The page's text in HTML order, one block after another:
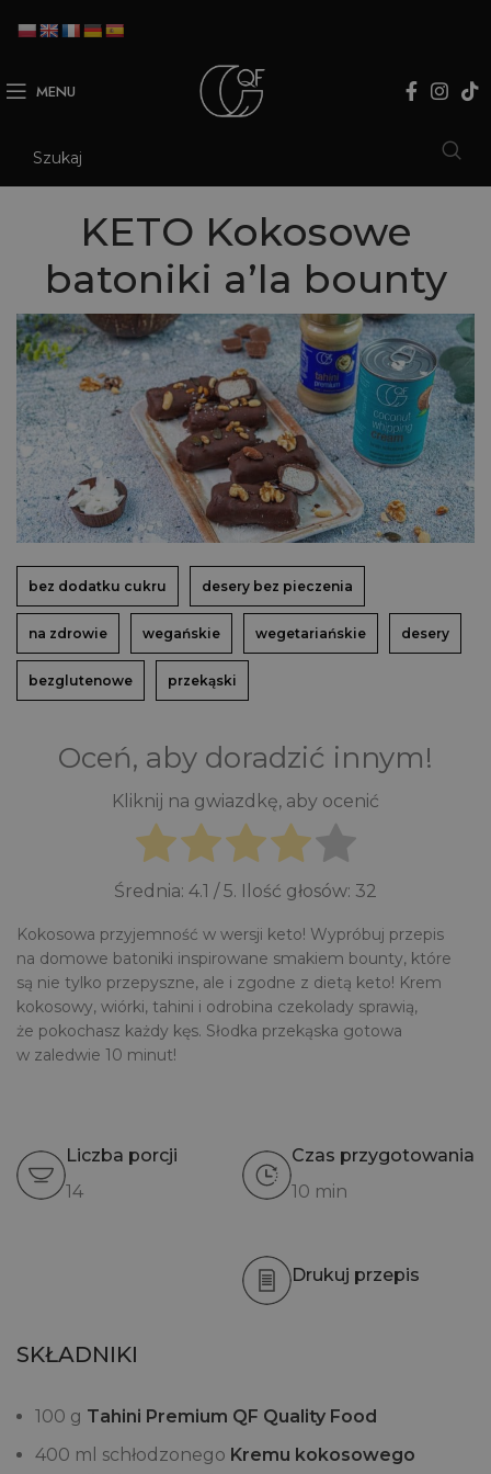
MENU
KETO Kokosowe
batoniki a’la bounty
bez dodatku cukru desery bez pieczenia
na zdrowie wegańskie wegetariańskie desery
bezglutenowe przekąski
Oceń, aby doradzić innym!
Kliknij na gwiazdkę, aby ocenić
Średnia: 4.1 / 5. Ilość głosów: 32
Kokosowa przyjemność w wersji keto! Wypróbuj przepis
na domowe batoniki inspirowane smakiem bounty, które
są nie tylko przepyszne, ale i zgodne z dietą keto! Krem
kokosowy, wiórki, tahini i odrobina czekolady sprawią,
że pokochasz każdy kęs. Słodka przekąska gotowa
w zaledwie 10 minut!
Liczba porcji
14
Czas przygotowania
10 min
Drukuj przepis
SKŁADNIKI
100 g Tahini Premium QF Quality Food
400 ml schłodzonego Kremu kokosowego